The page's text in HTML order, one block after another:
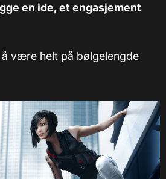
en ide, et engasjement
være helt på bølgelengde